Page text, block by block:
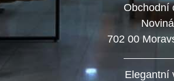
Obchodní
702 00
Elegantní